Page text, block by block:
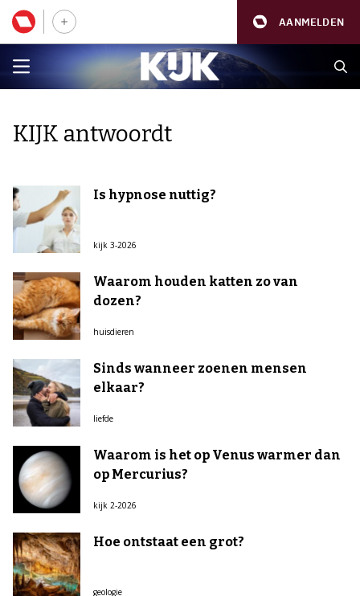
AANMELDEN
KIJK antwoordt
Is hypnose nuttig?
kijk 3-2026
Waarom houden katten zo van
dozen?
huisdieren
Sinds wanneer zoenen mensen
elkaar?
liefde
Waarom is het op Venus warmer dan
op Mercurius?
kijk 2-2026
Hoe ontstaat een grot?
geologie